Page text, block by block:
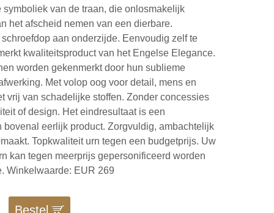
symboliek van de traan, die onlosmakelijk
het afscheid nemen van een dierbare.
aan onderzijde. Eenvoudig zelf te
kwaliteitsproduct van het Engelse Elegance.
worden gekenmerkt door hun sublieme
Met volop oog voor detail, mens en
vrij van schadelijke stoffen. Zonder concessies
of design. Het eindresultaat is een
bovenal eerlijk product. Zorgvuldig, ambachtelijk
Topkwaliteit urn tegen een budgetprijs. Uw
kan tegen meerprijs gepersonificeerd worden
Winkelwaarde: EUR 269
Bestel